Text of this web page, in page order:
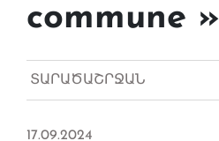
commune »
ՏԱՐԱԾԱՇՐՋԱՆ
17.09.2024